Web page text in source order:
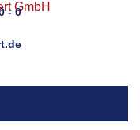
- 0